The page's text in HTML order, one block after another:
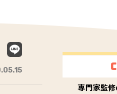
専門家監